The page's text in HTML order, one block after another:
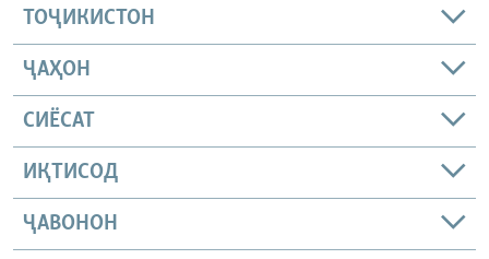
ТОҶИКИСТОН
ҶАҲОН
СИЁСАТ
ИҚТИСОД
ҶАВОНОН